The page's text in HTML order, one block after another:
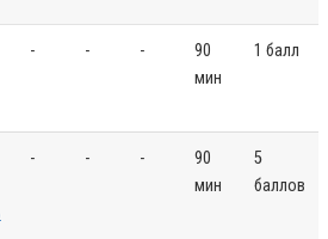
- - -
90
мин
1 балл
- - -
90
мин
5
баллов